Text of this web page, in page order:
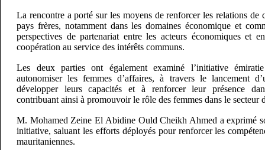
La rencontre a porté sur les moyens de renforcer les relations de
pays frères, notamment dans les domaines économique et
perspectives de partenariat entre les acteurs économiques et
coopération au service des intérêts communs.
Les deux parties ont également examiné l’initiative
autonomiser les femmes d’affaires, à travers le lancement
développer leurs capacités et à renforcer leur présence
contribuant ainsi à promouvoir le rôle des femmes dans le secteur
M. Mohamed Zeine El Abidine Ould Cheikh Ahmed a exprimé
initiative, saluant les efforts déployés pour renforcer les
mauritaniennes.